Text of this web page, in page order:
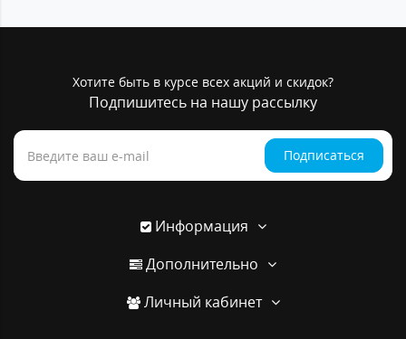
Хотите быть в курсе всех акций и скидок?
Подпишитесь на нашу рассылку
Подписаться
Информация
Дополнительно
Личный кабинет